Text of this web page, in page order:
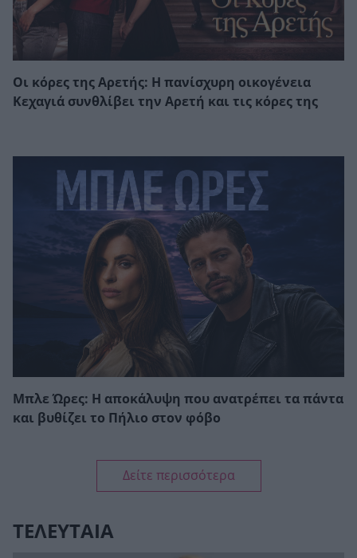
Οι κόρες της Αρετής: Η πανίσχυρη οικογένεια
Κεχαγιά συνθλίβει την Αρετή και τις κόρες της
Μπλε Ώρες: Η αποκάλυψη που ανατρέπει τα πάντα
και βυθίζει το Πήλιο στον φόβο
Δείτε περισσότερα
ΤΕΛΕΥΤΑΙΑ